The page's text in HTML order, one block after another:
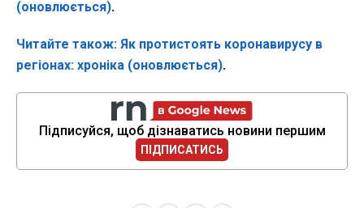
(оновлюється).
Читайте також: Як протистоять коронавирусу в
регіонах: хроніка (оновлюється).
Підписуйся, щоб дізнаватись новини першим
ПІДПИСАТИСЬ